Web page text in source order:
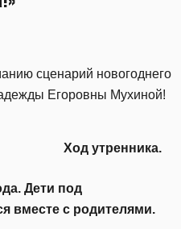
сценарий новогоднего
Егоровны Мухиной!
Дети под
вместе с родителями.